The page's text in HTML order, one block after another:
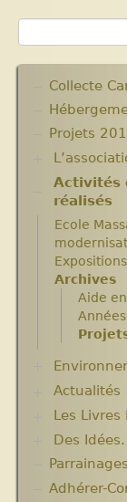
Collecte
Projets
Nos
Activités
réalisés
Ecole
Expositions
Archives
Aide
Plantes
Solidarité
Actualités
Les micro-
Les Livres
Critiques
Des
Changer le
Parrainages
Adhérer-